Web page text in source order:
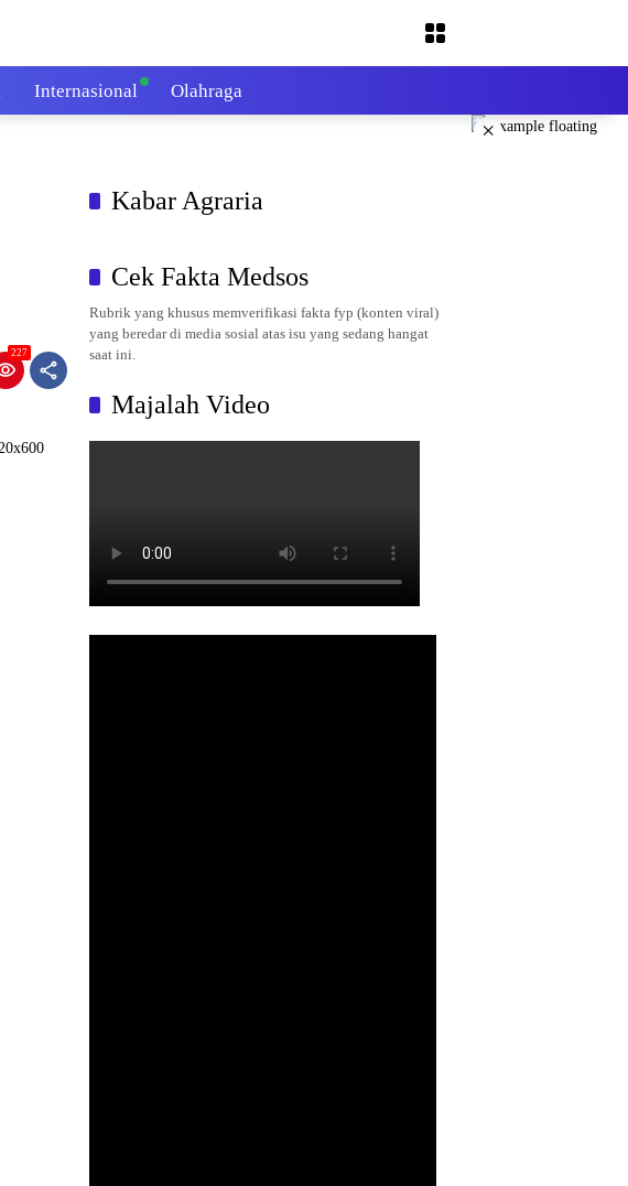
Internasional Olahraga
×
227
Kabar Agraria
Cek Fakta Medsos
Rubrik yang khusus memverifikasi fakta fyp (konten viral)
yang beredar di media sosial atas isu yang sedang hangat
saat ini.
Majalah Video